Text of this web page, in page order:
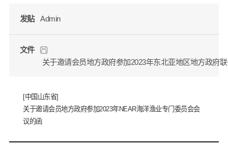
发贴 Admin
文件
关于邀请会员地方政府参加2023年东北亚地区地方政府
[中国山东省]
关于邀请会员地方政府参加2023年NEAR海洋渔业专门委员会会
议的函